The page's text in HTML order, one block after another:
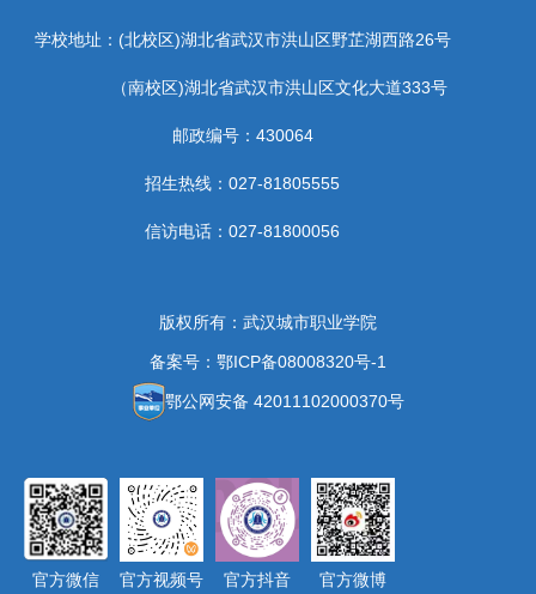
学校地址：(北校区)湖北省武汉市洪山区野芷湖西路26号
（南校区)湖北省武汉市洪山区文化大道333号
邮政编号：430064
招生热线：027-81805555
信访电话：027-81800056
版权所有：武汉城市职业学院
备案号：鄂ICP备08008320号-1
鄂公网安备 42011102000370号
官方微信 官方视频号 官方抖音 官方微博